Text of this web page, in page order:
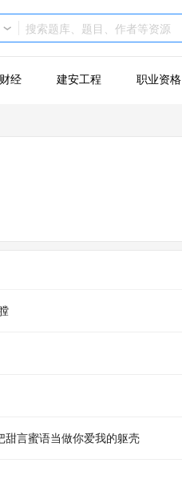
经 建安工程 职业资格
甜言蜜语当做你爱我的躯壳